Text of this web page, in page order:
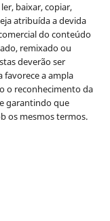
baixar, copiar,
atribuída a devida
do conteúdo
remixado ou
deverão ser
favorece a ampla
o reconhecimento da
garantindo que
os mesmos termos.